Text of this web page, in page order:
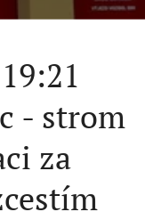
- strom
za